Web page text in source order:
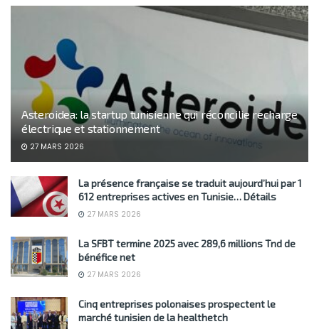
Asteroidea: la startup tunisienne qui réconcilie recharge
électrique et stationnement
27 MARS 2026
La présence française se traduit aujourd’hui par 1
612 entreprises actives en Tunisie… Détails
27 MARS 2026
La SFBT termine 2025 avec 289,6 millions Tnd de
bénéfice net
27 MARS 2026
Cinq entreprises polonaises prospectent le
marché tunisien de la healthetch